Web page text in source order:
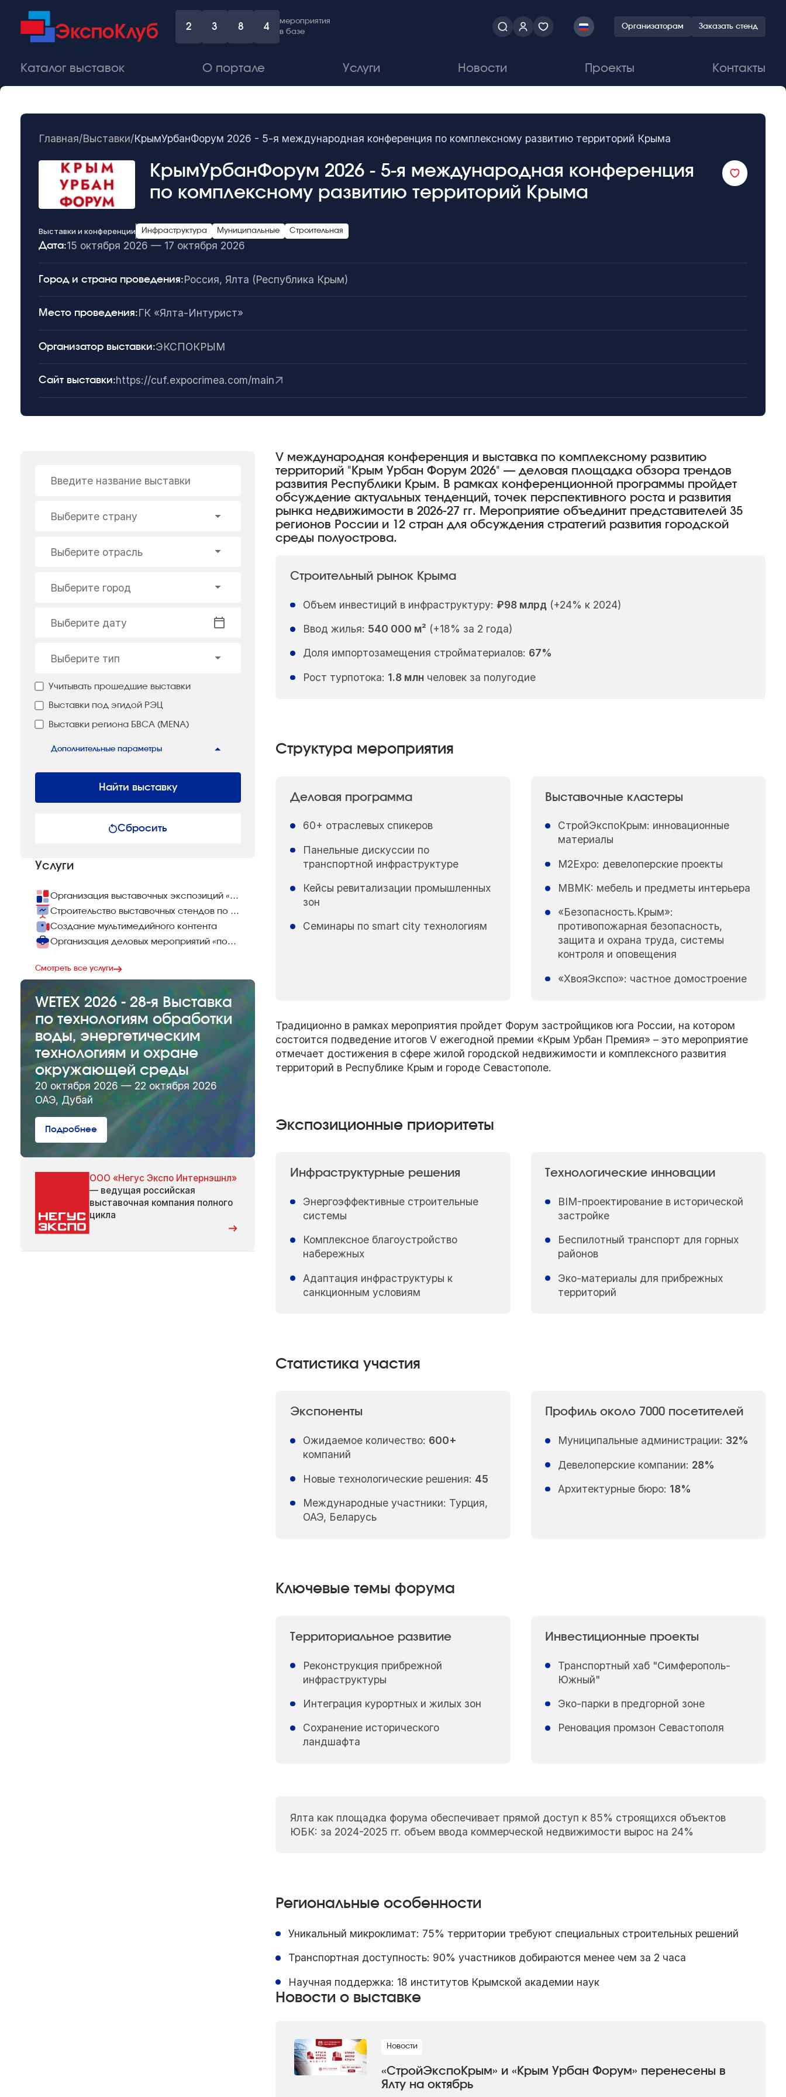
2 3 8 4
мероприятия
в базе
Организаторам Заказать стенд
Каталог выставок О портале Услуги Новости Проекты Контакты
Главная/Выставки/КрымУрбанФорум 2026 - 5-я международная конференция по комплексному развитию территорий Крыма
КрымУрбанФорум 2026 - 5-я международная конференция
по комплексному развитию территорий Крыма
Выставки и конференции Инфраструктура Муниципальные Строительная
Дата:15 октября 2026 — 17 октября 2026
Город и страна проведения:Россия, Ялта (Республика Крым)
Место проведения:ГК «Ялта-Интурист»
Организатор выставки:ЭКСПОКРЫМ
Сайт выставки:https://cuf.expocrimea.com/main
Введите название выставки
Выберите страну
Выберите отрасль
Выберите город
Выберите дату
Выберите тип
Учитывать прошедшие выставки
Выставки под эгидой РЭЦ
Выставки региона БВСА (MENA)
Дополнительные параметры
Найти выставку
Сбросить
Услуги
Организация выставочных экспозиций «под ключ»
Строительство выставочных стендов по всему миру
Создание мультимедийного контента
Организация деловых мероприятий «под ключ»
Смотреть все услуги
WETEX 2026 - 28-я Выставка
по технологиям обработки
воды, энергетическим
технологиям и охране
окружающей среды
20 октября 2026 — 22 октября 2026
ОАЭ, Дубай
Подробнее
ООО «Негус Экспо Интернэшнл»
— ведущая российская
выставочная компания полного
цикла
V международная конференция и выставка по комплексному развитию
территорий "Крым Урбан Форум 2026" — деловая площадка обзора трендов
развития Республики Крым. В рамках конференционной программы пройдет
обсуждение актуальных тенденций, точек перспективного роста и развития
рынка недвижимости в 2026-27 гг. Мероприятие объединит представителей 35
регионов России и 12 стран для обсуждения стратегий развития городской
среды полуострова.
Строительный рынок Крыма
Объем инвестиций в инфраструктуру: ₽98 млрд(+24% к 2024)
Ввод жилья: 540 000 м² (+18% за 2 года)
Доля импортозамещения стройматериалов: 67%
Рост турпотока: 1.8 млнчеловек за полугодие
Структура мероприятия
Деловая программа
60+ отраслевых спикеров
Панельные дискуссии по
транспортной инфраструктуре
Кейсы ревитализации промышленных
зон
Семинары по smart city технологиям
Выставочные кластеры
СтройЭкспоКрым: инновационные
материалы
М2Expo: девелоперские проекты
МВМК: мебель и предметы интерьера
«Безопасность.Крым»:
противопожарная безопасность,
защита и охрана труда, системы
контроля и оповещения
«ХвояЭкспо»: частное домостроение
Традиционно в рамках мероприятия пройдет Форум застройщиков юга России, на котором
состоится подведение итогов V ежегодной премии «Крым Урбан Премия» – это мероприятие
отмечает достижения в сфере жилой городской недвижимости и комплексного развития
территорий в Республике Крым и городе Севастополе.
Экспозиционные приоритеты
Инфраструктурные решения
Энергоэффективные строительные
системы
Комплексное благоустройство
набережных
Адаптация инфраструктуры к
санкционным условиям
Технологические инновации
BIM-проектирование в исторической
застройке
Беспилотный транспорт для горных
районов
Эко-материалы для прибрежных
территорий
Статистика участия
Экспоненты
Ожидаемое количество: 600+
компаний
Новые технологические решения: 45
Международные участники: Турция,
ОАЭ, Беларусь
Профиль около 7000 посетителей
Муниципальные администрации: 32%
Девелоперские компании: 28%
Архитектурные бюро: 18%
Ключевые темы форума
Территориальное развитие
Реконструкция прибрежной
инфраструктуры
Интеграция курортных и жилых зон
Сохранение исторического
ландшафта
Инвестиционные проекты
Транспортный хаб "Симферополь-
Южный"
Эко-парки в предгорной зоне
Реновация промзон Севастополя
Ялта как площадка форума обеспечивает прямой доступ к 85% строящихся объектов
ЮБК: за 2024-2025 гг. объем ввода коммерческой недвижимости вырос на 24%
Региональные особенности
Уникальный микроклимат: 75% территории требуют специальных строительных решений
Транспортная доступность: 90% участников добираются менее чем за 2 часа
Научная поддержка: 18 институтов Крымской академии наук
Новости о выставке
Новости
«СтройЭкспоКрым» и «Крым Урбан Форум» перенесены в
Ялту на октябрь